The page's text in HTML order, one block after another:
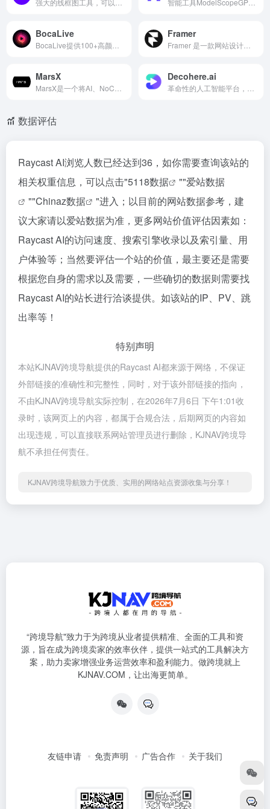
BocaLive Framer
MarsX Decohere.ai
数据评估
Raycast AI浏览人数已经达到36，如你需要查询该站的
相关权重信息，可以点击"5118数据 ""爱站数据
""Chinaz数据
"进入；以目前的网站数据参考，建
议大家请以爱站数据为准，更多网站价值评估因素如：
Raycast AI的访问速度、搜索引擎收录以及索引量、用
户体验等；当然要评估一个站的价值，最主要还是需要
根据您自身的需求以及需要，一些确切的数据则需要找
Raycast AI的站长进行洽谈提供。如该站的IP、PV、跳
出率等！
特别声明
本站KJNAV跨境导航提供的Raycast AI都来源于网络，不保证
外部链接的准确性和完整性，同时，对于该外部链接的指向，
不由KJNAV跨境导航实际控制，在2026年7月6日 下午1:01收
录时，该网页上的内容，都属于合规合法，后期网页的内容如
出现违规，可以直接联系网站管理员进行删除，KJNAV跨境导
航不承担任何责任。
KJNAV跨境导航致力于优质、实用的网络站点资源收集与分享！
“跨境导航"致力于为跨境从业者提供精准、全面的工具和资
源，旨在成为跨境卖家的效率伙伴，提供一站式的工具解决方
案，助力卖家增强业务运营效率和盈利能力。做跨境就上
KJNAV.COM，让出海更简单。
友链申请 免责声明 广告合作 关于我们